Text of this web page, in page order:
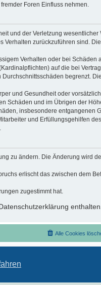
Foren Einfluss nehmen.
und der Verletzung wesentlicher
zurückzuführen sind.
Verhalten oder bei Schäden
auf die bei
begrenzt.
und Gesundheit oder
Schäden und im Übrigen der
insbesondere entgangenen
und Erfüllungsgehilfen
zu ändern. Die Änderung wird
erlischt das zwischen dem
zugestimmt hat.
Alle Cookies
Limited